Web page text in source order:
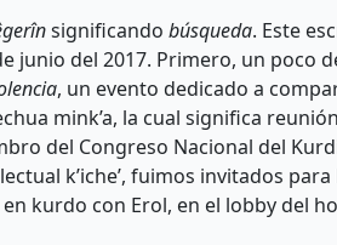
significando búsqueda. Este
junio del 2017. Primero, un poco
, un evento dedicado a
mink’a, la cual significa
del Congreso Nacional del
k’iche’, fuimos invitados
kurdo con Erol, en el lobby del